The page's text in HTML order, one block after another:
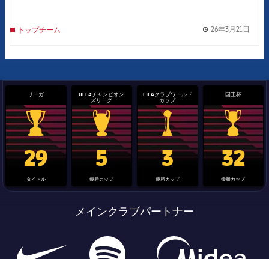
トップチーム 26年3月21日
リーガ
La Liga trophy
29
タイトル
UEFAチャンピオン
ズリーグ
Champions League trophy
5
優勝カップ
FIFAクラブワールド
カップ
label.aria.clubworldcup
3
優勝カップ
国王杯
国王杯
32
優勝カップ
メインクラブパートナー